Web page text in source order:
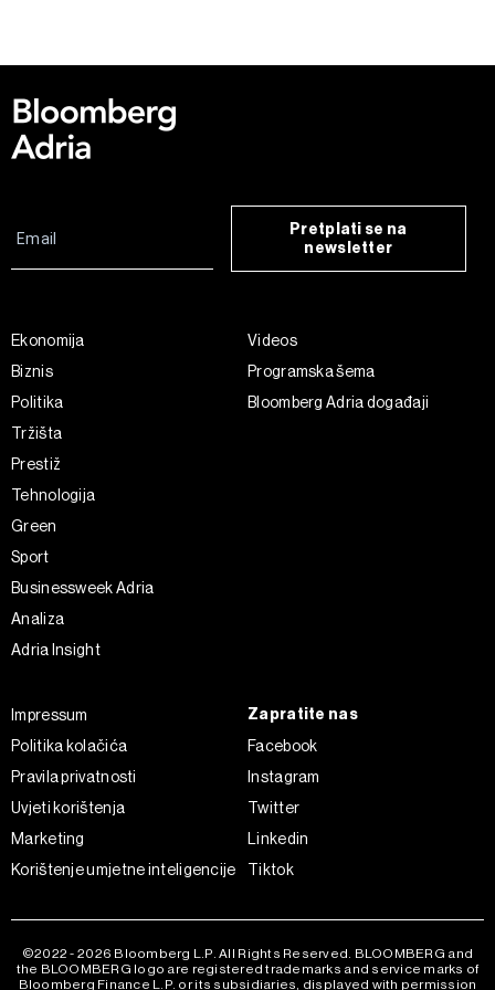
Pretplati se na
newsletter
Ekonomija
Biznis
Politika
Tržišta
Prestiž
Tehnologija
Green
Sport
Businessweek Adria
Analiza
Adria Insight
Videos
Programska šema
Bloomberg Adria događaji
Impressum
Politika kolačića
Pravila privatnosti
Uvjeti korištenja
Marketing
Korištenje umjetne inteligencije
Zapratite nas
Facebook
Instagram
Twitter
Linkedin
Tiktok
©2022 - 2026 Bloomberg L.P. All Rights Reserved. BLOOMBERG and
the BLOOMBERG logo are registered trademarks and service marks of
Bloomberg Finance L.P. or its subsidiaries, displayed with permission